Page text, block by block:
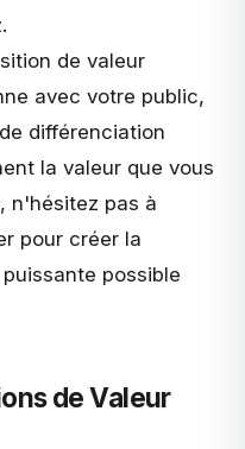
de valeur
avec votre public,
différenciation
la valeur que vous
n'hésitez pas à
pour créer la
possible
de Valeur